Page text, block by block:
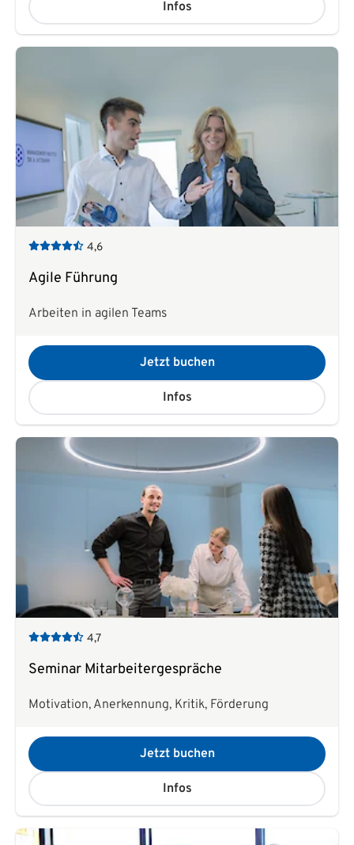
Infos
4,6
Agile Führung
Arbeiten in agilen Teams
Jetzt buchen
Infos
4,7
Seminar Mitarbeitergespräche
Motivation, Anerkennung, Kritik, Förderung
Jetzt buchen
Infos